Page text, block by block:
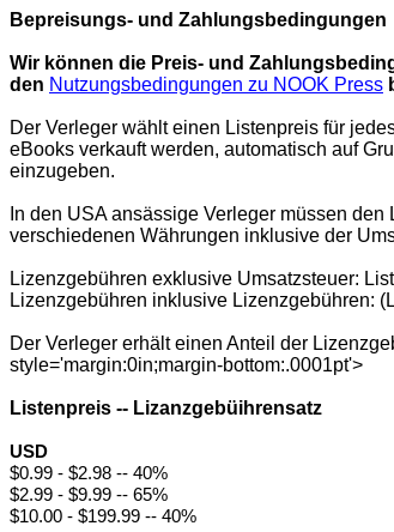
Bepreisungs- und Zahlungsbedingungen
Wir können die Preis- und
den Nutzungsbedingungen zu NOOK Press
Der Verleger wählt einen Listenpreis für
eBooks verkauft werden, automatisch auf
einzugeben.
In den USA ansässige Verleger müssen
verschiedenen Währungen inklusive der
Lizenzgebühren exklusive Umsatzsteuer:
Lizenzgebühren inklusive Lizenzgebühren:
Der Verleger erhält einen Anteil der
style='margin:0in;margin-bottom:.0001pt'>
Listenpreis -- Lizanzgebüihrensatz
USD
$0.99 - $2.98 -- 40%
$2.99 - $9.99 -- 65%
$10.00 - $199.99 -- 40%